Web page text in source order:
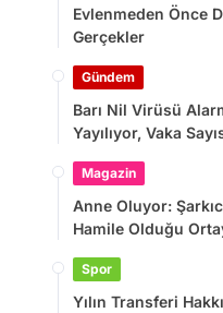
Evlenmeden Önce
Gerçekler
Gündem
Barı Nil Virüsü
Yayılıyor, Vaka
Magazin
Anne Oluyor:
Hamile Olduğu
Spor
Yılın Transferi